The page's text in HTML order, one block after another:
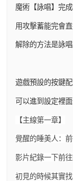
魔術【詠唱】完
用攻擊蓄能完會
解除的方法是詠
遊戲預設的按鍵
可以進到設定裡
【主線第一章】
覺醒的睡美人：
影片紀錄一下前
初見的時候其實